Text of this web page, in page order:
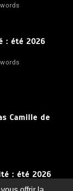
: été 2026
Camille de
: été 2026